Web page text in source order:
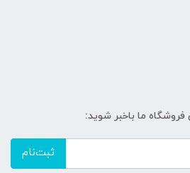
ما باخبر شوید:
ثبت‌نام